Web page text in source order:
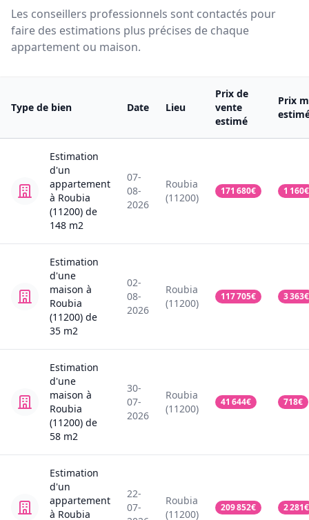
Les conseillers professionnels sont contactés pour
faire des estimations plus précises de chaque
appartement ou maison.
Type de bien Date Lieu
Prix de
vente
estimé
Prix
Estimation
d'un
appartement
à Roubia
(11200) de
148 m2
07-
08-
2026
Roubia
(11200)
171 680€ 1 160€
Estimation
d'une
maison à
Roubia
(11200) de
35 m2
02-
08-
2026
Roubia
(11200)
117 705€ 3 363€
Estimation
d'une
maison à
Roubia
(11200) de
58 m2
30-
07-
2026
Roubia
(11200)
41 644€ 718€
Estimation
d'un
appartement
à Roubia
22-
07-
Roubia
(11200)
209 852€ 2 281€